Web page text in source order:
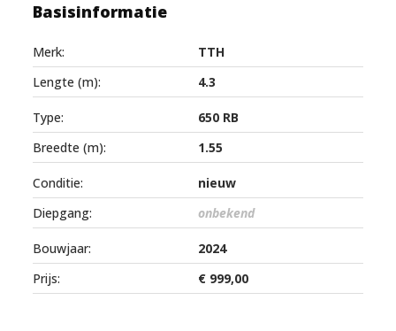
Basisinformatie
Merk:
TTH
Lengte (m):
4.3
Type:
650 RB
Breedte (m):
1.55
Conditie:
nieuw
Diepgang:
onbekend
Bouwjaar:
2024
Prijs:
€ 999,00